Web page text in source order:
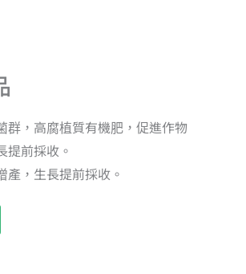
群，高腐植質有機肥，促進作物
提前採收。
產，生長提前採收。